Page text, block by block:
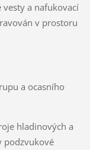
a nafukovací
v prostoru
a ocasního
hladinových a
podzvukové